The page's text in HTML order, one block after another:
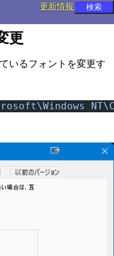
更新情報
更
いるフォントを変更す